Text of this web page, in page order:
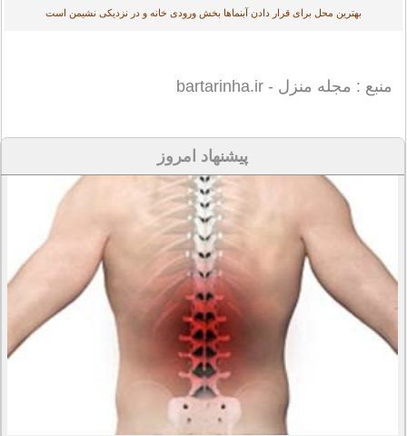
بهترین محل برای قرار دادن آبنما‌ها بخش ورودی خانه و در نزدیكی نشیمن است
منبع : مجله منزل - bartarinha.ir
پیشنهاد امروز